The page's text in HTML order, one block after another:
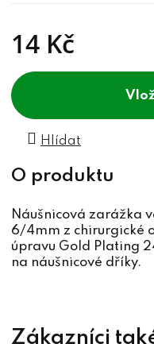
14 Kč
Hlídat
Náušnicová zarážka
6/4mm z chirurgické
úpravu Gold Plating
na náušnicové dříky.